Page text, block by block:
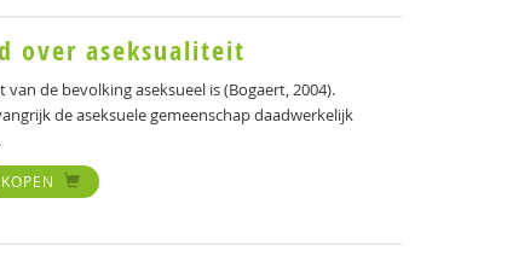
over aseksualiteit
de bevolking aseksueel is (Bogaert, 2004).
de aseksuele gemeenschap daadwerkelijk
KOPEN